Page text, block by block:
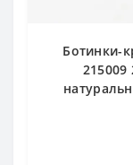
Ботинки-
215009